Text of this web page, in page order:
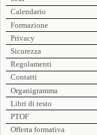
Calendario
Formazione
Privacy
Sicurezza
Regolamenti
Contatti
Organigramma
Libri di testo
PTOF
Offerta formativa